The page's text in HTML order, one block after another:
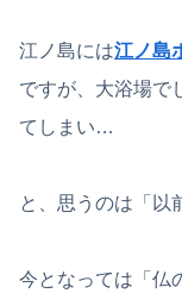
江ノ島には江ノ島
ですが、大浴場で
てしまい…
と、思うのは「以
今となっては「仏